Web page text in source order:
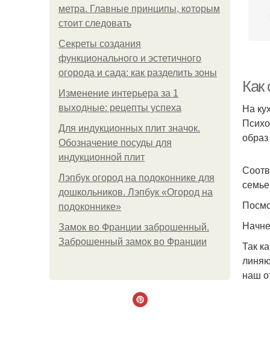
метра. Главные принципы, которым
стоит следовать
Секреты создания
функционального и эстетичного
огорода и сада: как разделить зоны
Изменение интерьера за 1
выходные: рецепты успеха
Для индукционных плит значок.
Обозначение посуды для
индукционной плит
Лэпбук огород на подоконнике для
дошкольников. Лэпбук «Огород на
подоконнике»
Замок во Франции заброшенный.
Заброшенный замок во Франции
На
Так
наш